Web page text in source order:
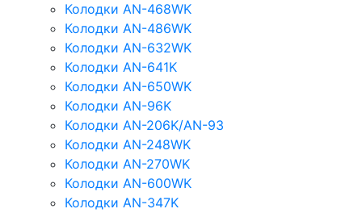
Колодки AN-468WK
Колодки AN-486WK
Колодки AN-632WK
Колодки AN-641K
Колодки AN-650WK
Колодки AN-96K
Колодки AN-206K/AN-93
Колодки AN-248WK
Колодки AN-270WK
Колодки AN-600WK
Колодки AN-347K